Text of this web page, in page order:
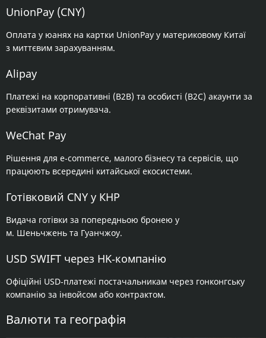
UnionPay (CNY)
Оплата у юанях на картки UnionPay у материковому Китаї
з миттєвим зарахуванням.
Alipay
Платежі на корпоративні (B2B) та особисті (B2C) акаунти за
реквізитами отримувача.
WeChat Pay
Рішення для e‑commerce, малого бізнесу та сервісів, що
працюють всередині китайської екосистеми.
Готівковий CNY у КНР
Видача готівки за попередньою бронею у
м. Шеньчжень та Гуанчжоу.
USD SWIFT через HK‑компанію
Офіційні USD‑платежі постачальникам через гонконгську
компанію за інвойсом або контрактом.
Валюти та географія